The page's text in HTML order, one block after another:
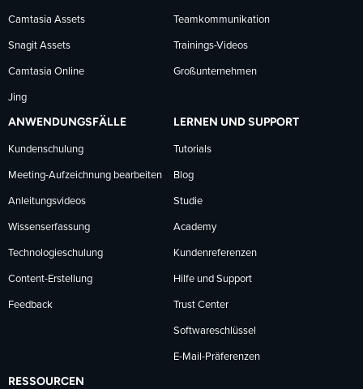
Camtasia Assets
Snagit Assets
Camtasia Online
Jing
Teamkommunikation
Trainings-Videos
Großunternehmen
ANWENDUNGSFÄLLE
Kundenschulung
Meeting-Aufzeichnung bearbeiten
Anleitungsvideos
Wissenserfassung
Technologieschulung
Content-Erstellung
Feedback
LERNEN UND SUPPORT
Tutorials
Blog
Studie
Academy
Kundenreferenzen
Hilfe und Support
Trust Center
Softwareschlüssel
E-Mail-Präferenzen
RESSOURCEN